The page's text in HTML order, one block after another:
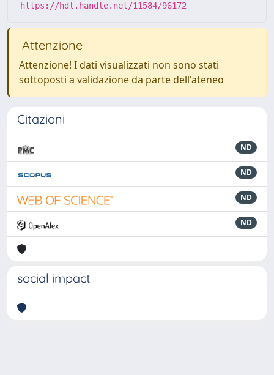
https://hdl.handle.net/11584/96172
Attenzione
Attenzione! I dati visualizzati non sono stati
sottoposti a validazione da parte dell'ateneo
Citazioni
ND
ND
ND
ND
social impact